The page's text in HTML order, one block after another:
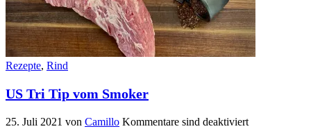
Rezepte, Rind
US Tri Tip vom Smoker
25. Juli 2021 von Camillo Kommentare sind deaktiviert